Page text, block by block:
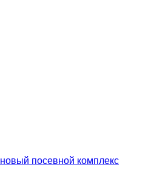
новый посевной комплекс